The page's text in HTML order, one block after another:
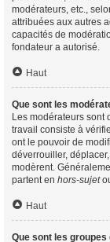
modérateurs, etc.,
attribuées aux autres
capacités de
fondateur a autorisé.
Haut
Que sont les
Les modérateurs sont
travail consiste à
ont le pouvoir de
déverrouiller,
modèrent.
partent en hors-sujet
Haut
Que sont les groupes